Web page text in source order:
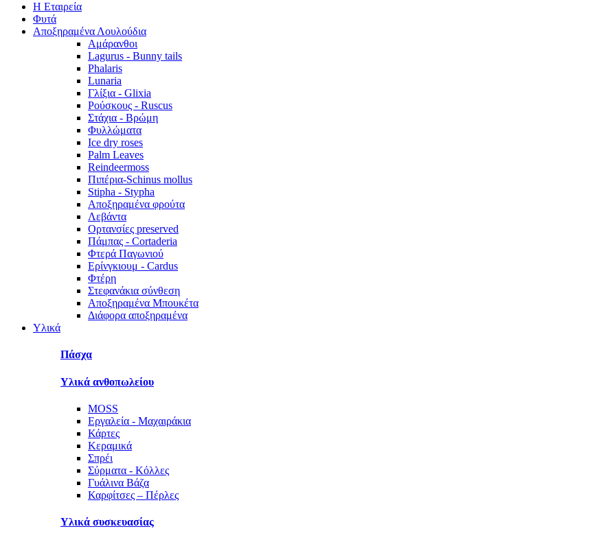
Η Εταιρεία
Φυτά
Αποξηραμένα Λουλούδια
Αμάρανθοι
Lagurus - Bunny tails
Phalaris
Lunaria
Γλίξια - Glixia
Ρούσκους - Ruscus
Στάχια - Βρώμη
Φυλλώματα
Ice dry roses
Palm Leaves
Reindeermoss
Πιπέρια-Schinus mollus
Stipha - Stypha
Αποξηραμένα φρούτα
Λεβάντα
Ορτανσίες preserved
Πάμπας - Cortaderia
Φτερά Παγωνιού
Ερίνγκιουμ - Cardus
Φτέρη
Στεφανάκια σύνθεση
Αποξηραμένα Μπουκέτα
Διάφορα αποξηραμένα
Υλικά
Πάσχα
Υλικά ανθοπωλείου
MOSS
Εργαλεία - Μαχαιράκια
Κάρτες
Κεραμικά
Σπρέι
Σύρματα - Κόλλες
Γυάλινα Βάζα
Καρφίτσες – Πέρλες
Υλικά συσκευασίας